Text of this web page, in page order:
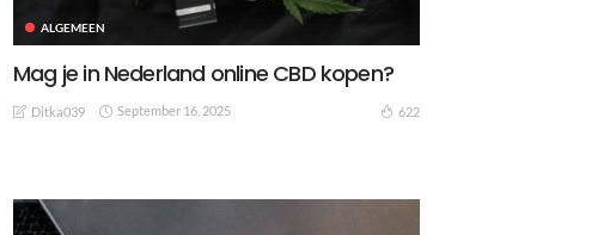
ALGEMEEN
Mag je in Nederland online CBD kopen?
Ditka039 September 16, 2025 622